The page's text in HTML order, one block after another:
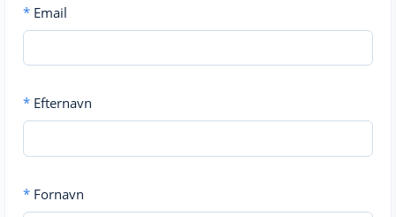
* Email
* Efternavn
* Fornavn